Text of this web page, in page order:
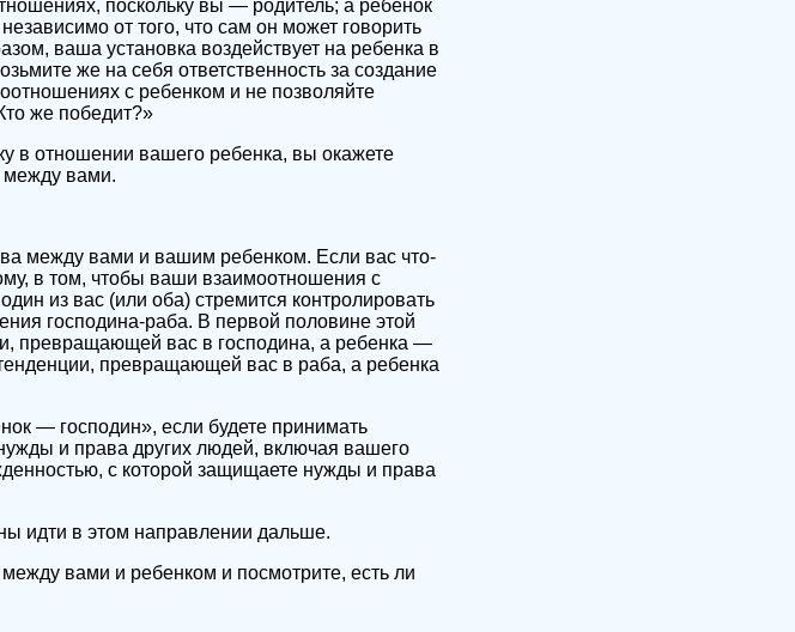
поскольку вы — родитель; а ребенок
от того, что сам он может говорить
ваша установка воздействует на ребенка в
же на себя ответственность за создание
с ребенком и не позволяйте
же победит?»
в отношении вашего ребенка, вы окажете
между вами.
между вами и вашим ребенком. Если вас что-
в том, чтобы ваши взаимоотношения с
из вас (или оба) стремится контролировать
господина-раба. В первой половине этой
превращающей вас в господина, а ребенка —
превращающей вас в раба, а ребенка
— господин», если будете принимать
и права других людей, включая вашего
с которой защищаете нужды и права
идти в этом направлении дальше.
вами и ребенком и посмотрите, есть ли